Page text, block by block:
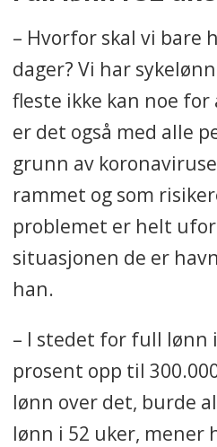
– Hvorfor skal vi bare
dager? Vi har
fleste ikke kan noe for
er det også med alle
grunn av
rammet og som
problemet er helt
situasjonen de er
han.
– I stedet for full lønn
prosent opp til
lønn over det, burde
lønn i 52 uker, mener